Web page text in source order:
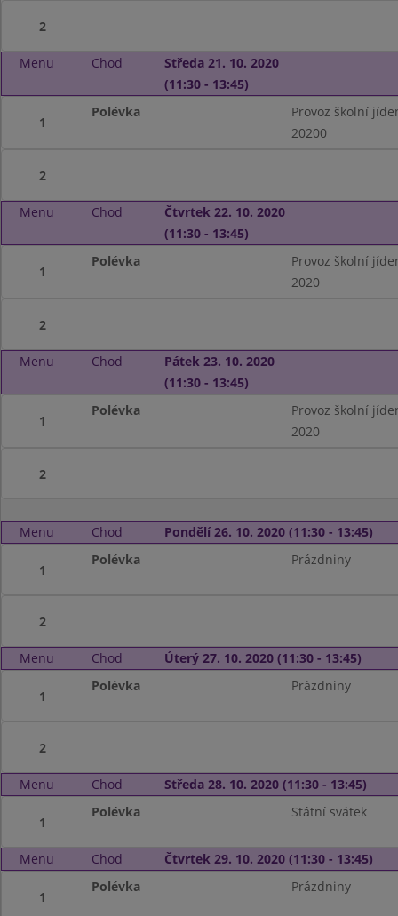
2
Menu Chod
Středa 21. 10. 2020
(11:30 - 13:45)
1
Polévka
Provoz školní
20200
2
Menu Chod
Čtvrtek 22. 10. 2020
(11:30 - 13:45)
1
Polévka
Provoz školní
2020
2
Menu Chod
Pátek 23. 10. 2020
(11:30 - 13:45)
1
Polévka
Provoz školní
2020
2
Menu Chod Pondělí 26. 10. 2020 (11:30 - 13:45)
1
Polévka Prázdniny
2
Menu Chod Úterý 27. 10. 2020 (11:30 - 13:45)
1
Polévka Prázdniny
2
Menu Chod Středa 28. 10. 2020 (11:30 - 13:45)
1
Polévka Státní svátek
Menu Chod Čtvrtek 29. 10. 2020 (11:30 - 13:45)
1
Polévka Prázdniny